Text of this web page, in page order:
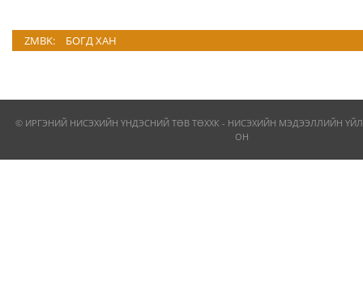
ZMBK: БОГД ХАН
© ИРГЭНИЙ НИСЭХИЙН ҮНДЭСНИЙ ТӨВ ТӨХХК - НИСЭХИЙН МЭДЭЭЛЛИЙН
ОН